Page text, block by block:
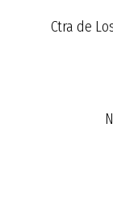
Ctra de